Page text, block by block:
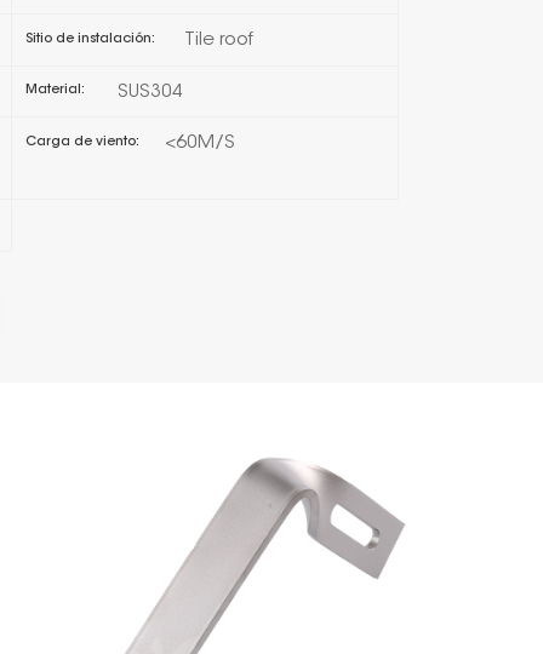
Sitio de instalación: Tile roof
Material: SUS304
Carga de viento: <60M/S